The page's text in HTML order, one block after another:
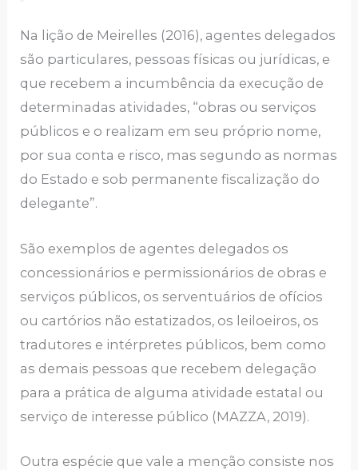
Na lição de Meirelles (2016), agentes delegados
são particulares, pessoas físicas ou jurídicas, e
que recebem a incumbência da execução de
determinadas atividades, “obras ou serviços
públicos e o realizam em seu próprio nome,
por sua conta e risco, mas segundo as normas
do Estado e sob permanente fiscalização do
delegante”.
São exemplos de agentes delegados os
concessionários e permissionários de obras e
serviços públicos, os serventuários de ofícios
ou cartórios não estatizados, os leiloeiros, os
tradutores e intérpretes públicos, bem como
as demais pessoas que recebem delegação
para a prática de alguma atividade estatal ou
serviço de interesse público (MAZZA, 2019).
Outra espécie que vale a menção consiste nos